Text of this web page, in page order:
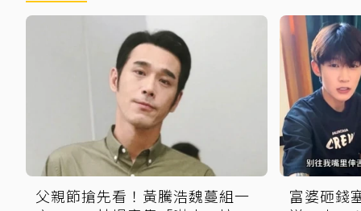
父親節搶先看！黃騰浩魏蔓組一
富婆砸錢